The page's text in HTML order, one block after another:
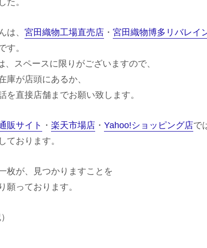
た。
は、 宮田織物工場直売店 ・ 宮田織物博多リバレイ
す。
スペースに限りがございますので、
庫が店頭にあるか、
を直接店舗までお願い致します。
販サイト ・ 楽天市場店 ・ Yahoo!ショッピング店で
ております。
枚が、見つかりますことを
願っております。